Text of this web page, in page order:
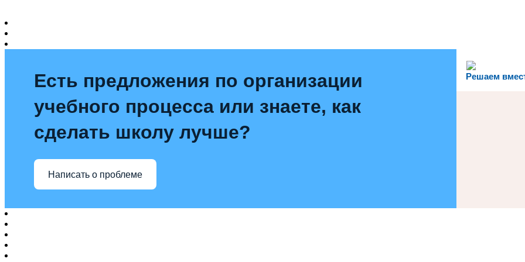
Решаем
Есть предложения по организации
учебного процесса или знаете, как
сделать школу лучше?
Написать о проблеме